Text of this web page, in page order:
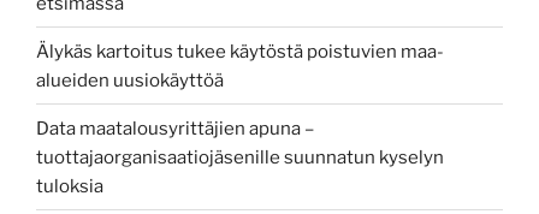
Älykäs kartoitus tukee käytöstä poistuvien maa-
alueiden uusiokäyttöä
Data maatalousyrittäjien apuna –
tuottajaorganisaatiojäsenille suunnatun kyselyn
tuloksia